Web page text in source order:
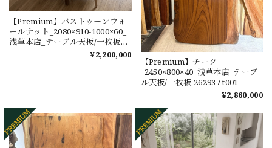
【Premium】バストゥーンウォ
ールナット_2080×910-1000×60_
浅草本店_テーブル天板/一枚板
¥2,200,000
【Premium】チーク
_2450×800×40_浅草本店_テーブ
ル天板/一枚板 262937 t001
¥2,860,000